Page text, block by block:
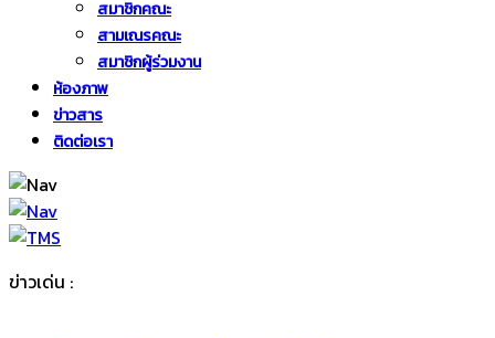
สมาชิกคณะ
สามเณรคณะ
สมาชิกผู้ร่วมงาน
ห้องภาพ
ข่าวสาร
ติดต่อเรา
ข่าวเด่น :